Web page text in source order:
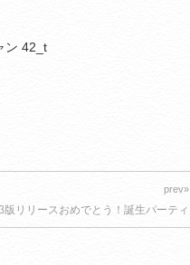
prev»
版リリースおめでとう！誕生パーティ